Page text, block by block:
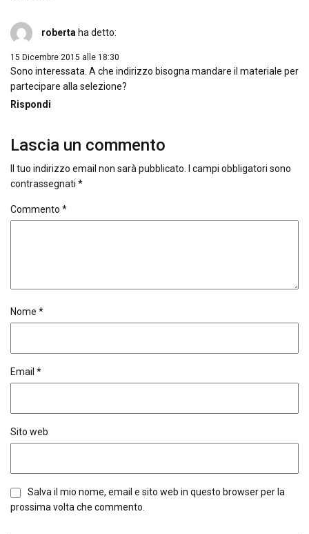
roberta ha detto:
15 Dicembre 2015 alle 18:30
Sono interessata. A che indirizzo bisogna mandare il materiale per
partecipare alla selezione?
Rispondi
Lascia un commento
Il tuo indirizzo email non sarà pubblicato. I campi obbligatori sono
contrassegnati *
Commento *
Nome *
Email *
Sito web
Salva il mio nome, email e sito web in questo browser per la
prossima volta che commento.